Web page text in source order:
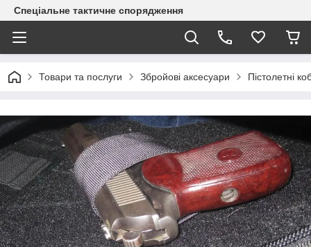
Спеціальне тактичне спорядження
Товари та послуги Збройові аксесуари Пістолетні